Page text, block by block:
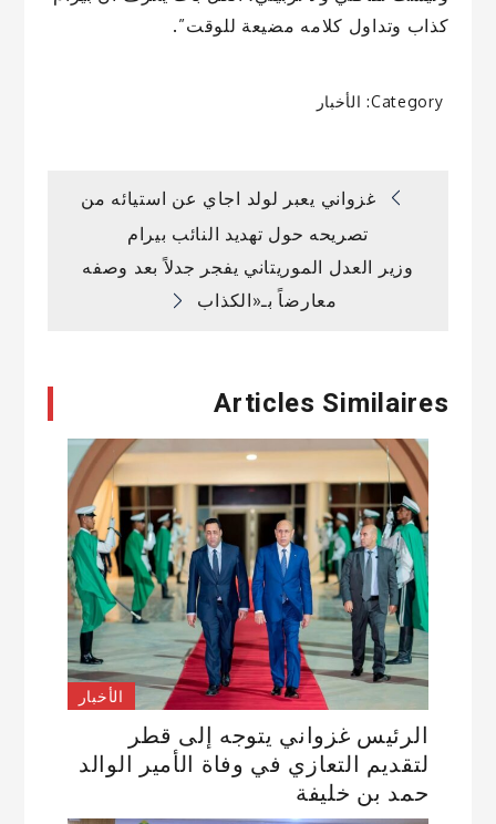
كذاب وتداول كلامه مضيعة للوقت”.
Category: الأخبار
تصفّح
المقالات
غزواني يعبر لولد اجاي عن استيائه من
تصريحه حول تهديد النائب بيرام
وزير العدل الموريتاني يفجر جدلاً بعد وصفه
معارضاً بـ«الكذاب
Articles Similaires
الأخبار
الرئيس غزواني يتوجه إلى قطر
لتقديم التعازي في وفاة الأمير الوالد
حمد بن خليفة